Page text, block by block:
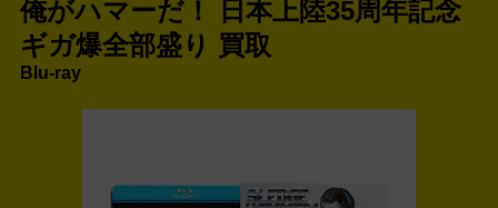
俺がハマーだ！ 日本上陸35周年記念
ギガ爆全部盛り 買取
Blu-ray